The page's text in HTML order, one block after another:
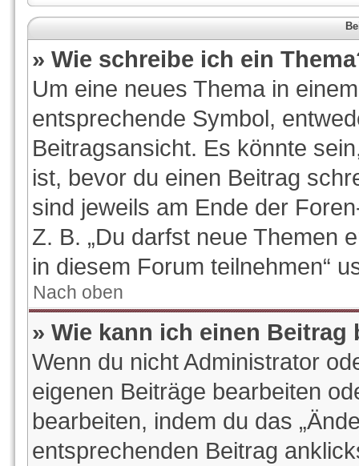
» Wie schreibe ich ein
Um eine neues Thema in
entsprechende Symbol,
Beitragsansicht. Es könnte
ist, bevor du einen Beitrag
sind jeweils am Ende der
Z. B. „Du darfst neue Themen
in diesem Forum teilnehmen“
Nach oben
» Wie kann ich einen
Wenn du nicht Administrator
eigenen Beiträge bearbeiten
bearbeiten, indem du das
entsprechenden Beitrag